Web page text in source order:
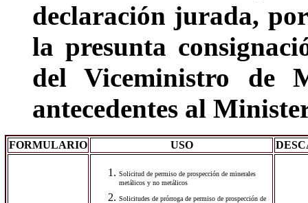
declaración jurada,
la presunta
del Viceministro de
antecedentes al
FORMULARIO USO
Solicitud de permiso de prospección de minerales
metálicos y no metálicos
Solicitudes de prórroga de permiso de prospección de